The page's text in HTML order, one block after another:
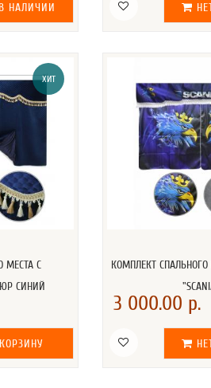
НАЛИЧИИ
ХИТ
МЕСТА С
СИНИЙ
КОМПЛЕКТ
3 000.00 р.